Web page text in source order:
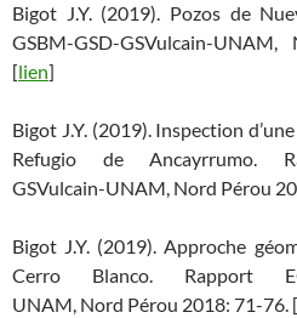
Bigot J.Y. (2019). Pozos de
GSBM-GSD-GSVulcain-
[lien]
Bigot J.Y. (2019). Inspection
Refugio de Ancayrrumo.
GSVulcain-UNAM, Nord Pérou
Bigot J.Y. (2019). Approche
Cerro Blanco. Rapport
UNAM, Nord Pérou 2018: 71-76. [